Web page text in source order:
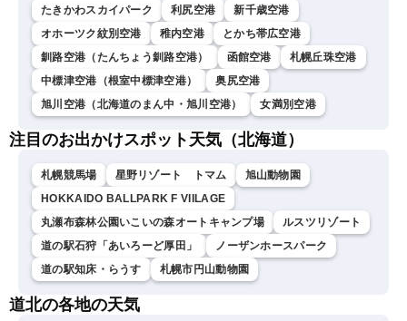
たきかわスカイパーク 利尻空港
新千歳空港
オホーツク紋別空港
稚内空港
とかち帯広空港
釧路空港（たんちょう釧路空港）
函館空港
札幌丘珠空港
中標津空港（根室中標津空港）
奥尻空港
旭川空港（北海道のまん中・旭川空港）
女満別空港
注目のお出かけスポット天気（北海道）
札幌競馬場 星野リゾート トマム
旭山動物園
HOKKAIDO BALLPARK F VIILAGE
丸瀬布森林公園いこいの森オートキャンプ場
ルスツリゾート
道の駅石狩「あいろーど厚田」
ノーザンホースパーク
道の駅知床・らうす
札幌市円山動物園
道北の各地の天気